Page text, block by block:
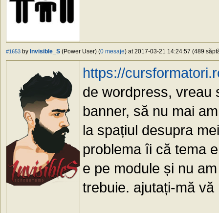
#1653 by Invisible_S (Power User) (0 mesaje) at 2017-03-21 14:24:57 (489
https://
de wordpress, vreau
banner, să nu mai
la spațiul desupra
problema îi că tema
e pe module și nu
trebuie. ajutați-mă vă